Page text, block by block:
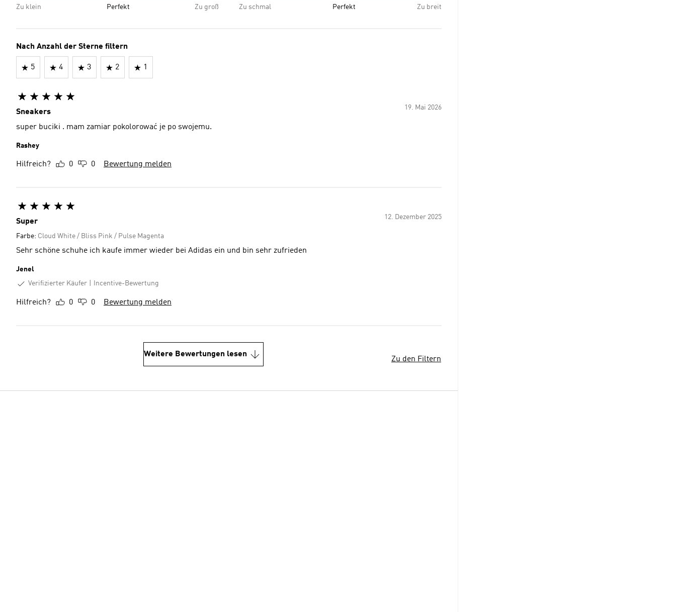
Zu klein Perfekt Zu groß Zu schmal Perfekt Zu breit
Nach Anzahl der Sterne filtern
5 4 3 2 1
19. Mai 2026
Sneakers
super buciki . mam zamiar pokolorować je po swojemu.
Rashey
Hilfreich? 0 0 Bewertung melden
12. Dezember 2025
Super
Farbe: Cloud White / Bliss Pink / Pulse Magenta
Sehr schöne schuhe ich kaufe immer wieder bei Adidas ein und bin sehr zufrieden
Jenel
Verifizierter Käufer
Incentive-Bewertung
Hilfreich? 0 0 Bewertung melden
Weitere Bewertungen lesen
Zu den Filtern